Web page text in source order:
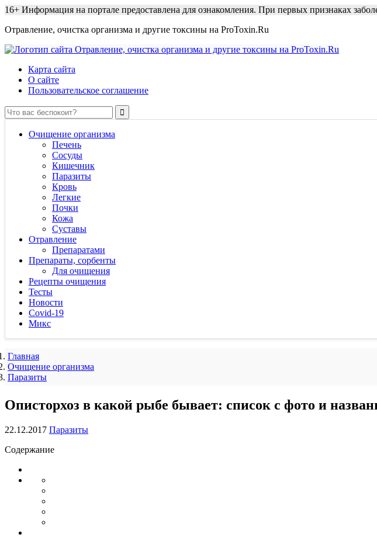
16+ Информация на портале предоставлена для ознакомления. При первых признаках
Отравление, очистка организма и другие токсины на ProToxin.Ru
Карта сайта
О сайте
Пользовательское соглашение
Очищение организма
Печень
Сосуды
Кишечник
Паразиты
Кровь
Легкие
Почки
Кожа
Суставы
Отравление
Препаратами
Препараты, сорбенты
Для очищения
Рецепты очищения
Тесты
Новости
Covid-19
Микс
Главная
Очищение организма
Паразиты
Описторхоз в какой рыбе бывает: список с фото и
22.12.2017 Паразиты
Содержание